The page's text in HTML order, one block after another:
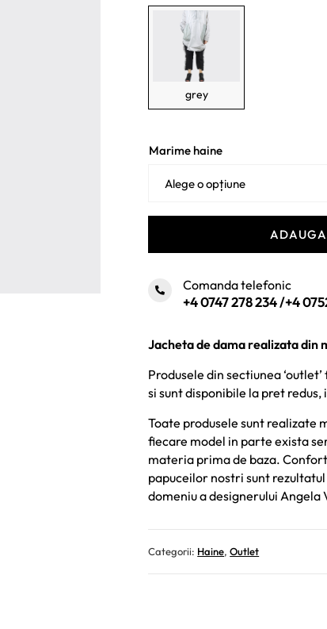
885 lei.
grey
Marime haine
Comanda telefonic
+4 0747 278 234/+4
Jacheta de dama realizata din
Produsele din sectiunea
si sunt disponibile la pret
Toate produsele sunt realizate
fiecare model in parte exista
materia prima de baza.
papuceilor nostri sunt
domeniu a designerului Angela
Categorii: Haine,Outlet